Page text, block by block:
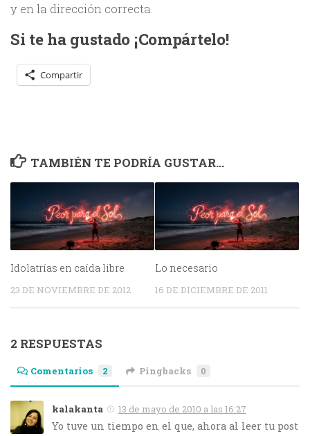
y en la dirección correcta.
Si te ha gustado ¡Compártelo!
Compartir
TAMBIÉN TE PODRÍA GUSTAR...
Idolatrías en caída libre
23 DE NOVIEMBRE DE 2012
Lo necesario
16 DE DICIEMBRE DE 2011
2 RESPUESTAS
Comentarios 2 Pingbacks 0
kalakanta 13 de mayo de 2010 a las 16:27
Yo tuve un tiempo en el que, ahora al leer tu post